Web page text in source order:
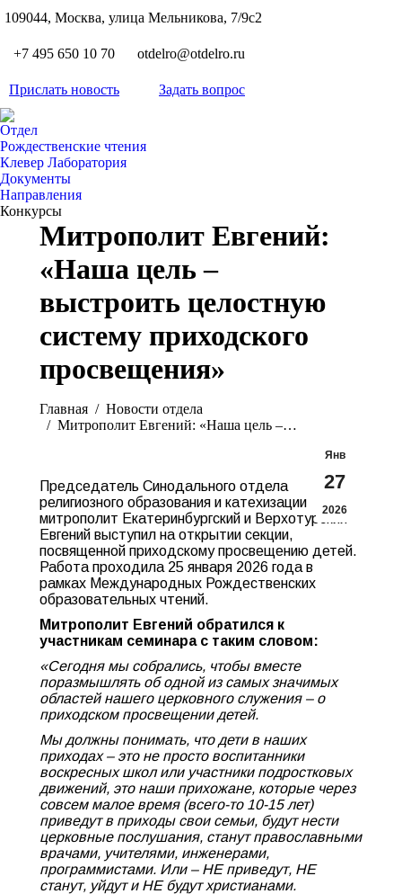
109044, Москва, улица Мельникова, 7/9с2
+7 495 650 10 70 otdelro@otdelro.ru
Прислать новость Задать вопрос
Отдел
Рождественские чтения
Клевер Лаборатория
Документы
Направления
Конкурсы
Митрополит Евгений:
«Наша цель –
выстроить целостную
систему приходского
просвещения»
Главная
Новости отдела
Митрополит Евгений: «Наша цель –…
Янв
27
2026
Председатель Синодального отдела
религиозного образования и катехизации
митрополит Екатеринбургский и Верхотурский
Евгений выступил на открытии секции,
посвященной приходскому просвещению детей.
Работа проходила 25 января 2026 года в
рамках Международных Рождественских
образовательных чтений.
Митрополит Евгений обратился к
участникам семинара с таким словом:
«Сегодня мы собрались, чтобы вместе
поразмышлять об одной из самых значимых
областей нашего церковного служения – о
приходском просвещении детей.
Мы должны понимать, что дети в наших
приходах – это не просто воспитанники
воскресных школ или участники подростковых
движений, это наши прихожане, которые через
совсем малое время (всего-то 10-15 лет)
приведут в приходы свои семьи, будут нести
церковные послушания, станут православными
врачами, учителями, инженерами,
программистами. Или – НЕ приведут, НЕ
станут, уйдут и НЕ будут христианами.